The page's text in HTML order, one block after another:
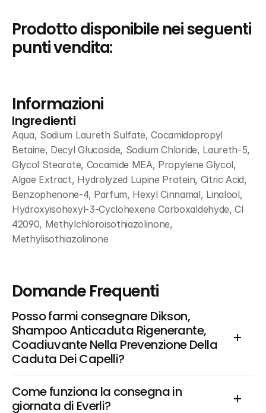
Prodotto disponibile nei seguenti
punti vendita:
Informazioni
Ingredienti
Aqua, Sodium Laureth Sulfate, Cocamidopropyl
Betaine, Decyl Glucoside, Sodium Chloride, Laureth-5,
Glycol Stearate, Cocamide MEA, Propylene Glycol,
Algae Extract, Hydrolyzed Lupine Protein, Citric Acid,
Benzophenone-4, Parfum, Hexyl Cinnamal, Linalool,
Hydroxyisohexyl-3-Cyclohexene Carboxaldehyde, CI
42090, Methylchloroisothiazolinone,
Methylisothiazolinone
Domande Frequenti
Posso farmi consegnare Dikson,
Shampoo Anticaduta Rigenerante,
Coadiuvante Nella Prevenzione Della
Caduta Dei Capelli?
Come funziona la consegna in
giornata di Everli?